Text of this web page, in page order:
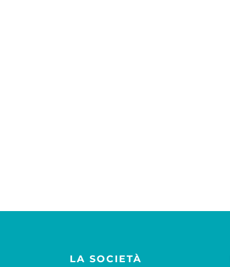
LA SOCIETÀ